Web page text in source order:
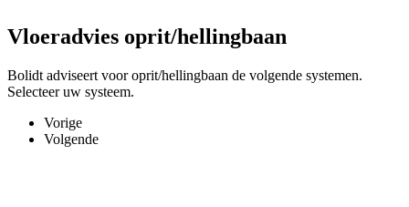
Vloeradvies oprit/hellingbaan
Bolidt adviseert voor oprit/hellingbaan de volgende systemen.
Selecteer uw systeem.
Vorige
Volgende